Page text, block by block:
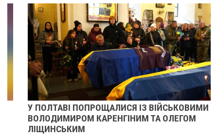
У ПОЛТАВІ ПОПРОЩАЛИСЯ ІЗ ВІЙСЬКОВИМИ
ВОЛОДИМИРОМ КАРЕНГІНИМ ТА ОЛЕГОМ
ЛІЩИНСЬКИМ